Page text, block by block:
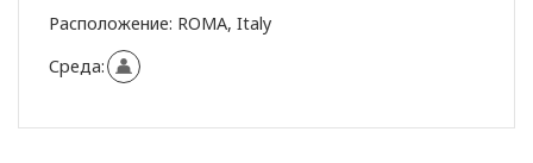
Расположение: ROMA, Italy
Среда: